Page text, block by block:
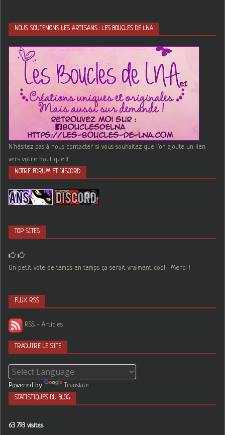
NOUS SOUTENONS LES ARTISANS : LES BOUCLES DE LNA
N'hésitez pas à nous contacter si vous souhaitez que l'on ajoute un lien
vers votre boutique :)
NOTRE FORUM ET DISCORD
TOP SITES
Un petit vote de temps en temps ça serait vraiment cool ! Merci !
FLUX RSS
RSS - Articles
TRADUIRE LE SITE
Powered by Translate
STATISTIQUES DU BLOG
63 793 visites